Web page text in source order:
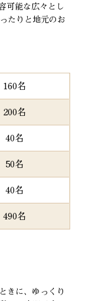
可能な広々とし
たりと地元のお
160名
200名
40名
50名
40名
490名
きに、ゆっくり